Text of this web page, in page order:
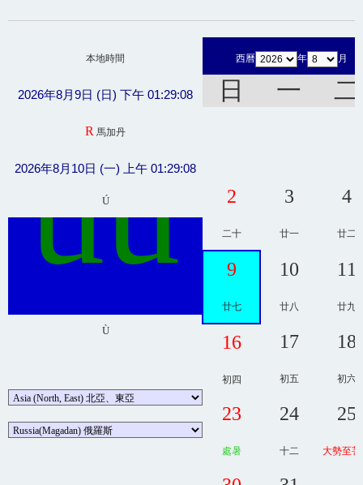
本地時間
2026年8月9日 (日) 下午 01:29:08
R 馬加丹
2026年8月10日 (一) 上午 01:29:08
Ú
ûû
Ù
西曆 年 月
日 一 二
2
二十
3
廿一
4
廿二
9
廿七
10
廿八
11
廿九
16
初四
17
初五
18
初六
23
處暑
24
十二
25
大勢至